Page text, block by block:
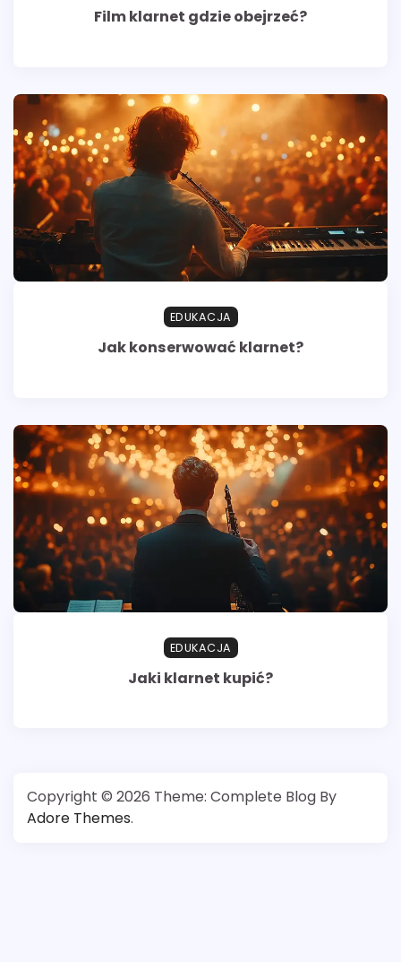
Film klarnet gdzie obejrzeć?
EDUKACJA
Jak konserwować klarnet?
EDUKACJA
Jaki klarnet kupić?
Copyright © 2026 Theme: Complete Blog By
Adore Themes.